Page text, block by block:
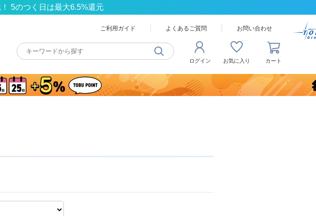
5のつく日は最大6.5%還元
ご利用ガイド よくあるご質問 お問い合わせ
ログイン お気に入り カート